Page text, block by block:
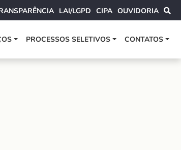
LAI/LGPD CIPA OUVIDORIA
PROCESSOS SELETIVOS CONTATOS